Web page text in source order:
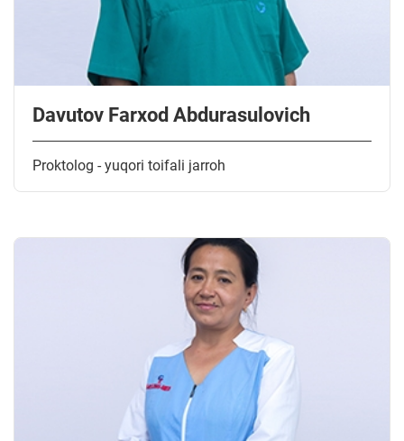
Davutov Farxod Abdurasulovich
Proktolog - yuqori toifali jarroh